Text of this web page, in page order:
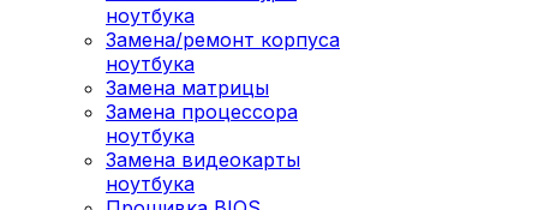
ноутбука
Замена/ремонт корпуса
ноутбука
Замена матрицы
Замена процессора
ноутбука
Замена видеокарты
ноутбука